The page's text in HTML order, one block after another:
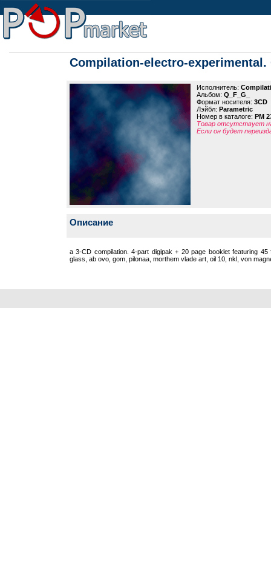
Compilation-electro-experimental.
Исполнитель:
Альбом: Q_F_G_
Формат носителя: 3CD
Лэйбл: Parametric
Номер в каталоге: PM
Товар отсутствует
Если он будет
Описание
a 3-CD compilation. 4-part digipak + 20 page booklet featuring
glass, ab ovo, gom, pilonaa, morthem vlade art, oil 10, nkl, von